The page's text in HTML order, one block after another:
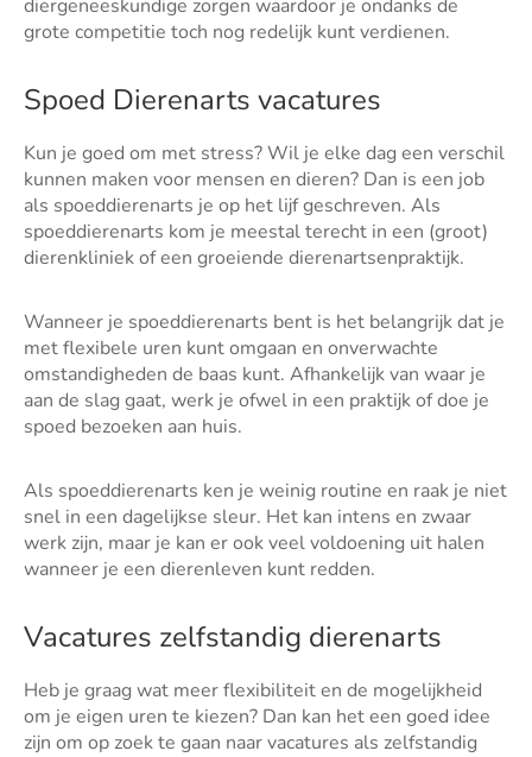
diergeneeskundige zorgen waardoor je ondanks de
grote competitie toch nog redelijk kunt verdienen.
Spoed Dierenarts vacatures
Kun je goed om met stress? Wil je elke dag een verschil
kunnen maken voor mensen en dieren? Dan is een job
als spoeddierenarts je op het lijf geschreven. Als
spoeddierenarts kom je meestal terecht in een (groot)
dierenkliniek of een groeiende dierenartsenpraktijk.
Wanneer je spoeddierenarts bent is het belangrijk dat je
met flexibele uren kunt omgaan en onverwachte
omstandigheden de baas kunt. Afhankelijk van waar je
aan de slag gaat, werk je ofwel in een praktijk of doe je
spoed bezoeken aan huis.
Als spoeddierenarts ken je weinig routine en raak je niet
snel in een dagelijkse sleur. Het kan intens en zwaar
werk zijn, maar je kan er ook veel voldoening uit halen
wanneer je een dierenleven kunt redden.
Vacatures zelfstandig dierenarts
Heb je graag wat meer flexibiliteit en de mogelijkheid
om je eigen uren te kiezen? Dan kan het een goed idee
zijn om op zoek te gaan naar vacatures als zelfstandig